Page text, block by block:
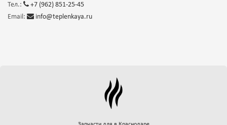
Тел.:
+7 (962) 851-25-45
Email:
info@teplenkaya.ru